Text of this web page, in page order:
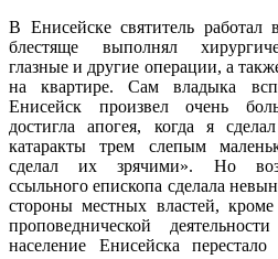
В Енисейске святитель работал
блестяще выполнял
глазные и другие операции, а
на квартире. Сам владыка
Енисейск произвел очень
достигла апогея, когда я
катаракты трем слепым
сделал их зрячими». Но
ссыльного епископа сделала
стороны местных властей, кроме
проповеднической
население Енисейска